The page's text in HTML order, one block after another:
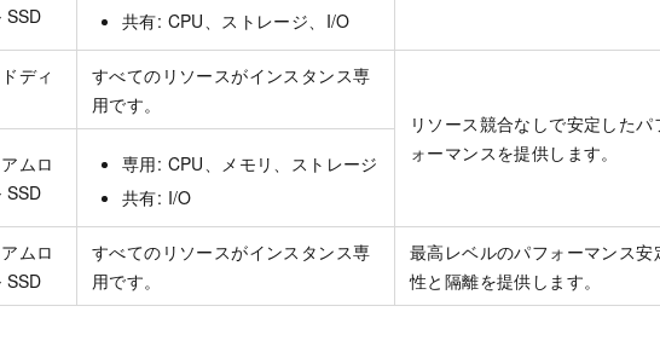
SSD
共有: CPU、ストレージ、I/O
ディ
すべてのリソースがインスタンス専
用です。
リソース競合なしで安定したパ
ォーマンスを提供します。
ムロ
SSD
専用: CPU、メモリ、ストレージ
共有: I/O
ムロ
SSD
すべてのリソースがインスタンス専
用です。
最高レベルのパフォーマンス安
性と隔離を提供します。